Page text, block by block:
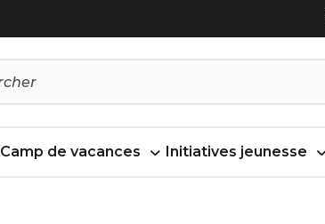
Camp de vacances Initiatives jeunesse